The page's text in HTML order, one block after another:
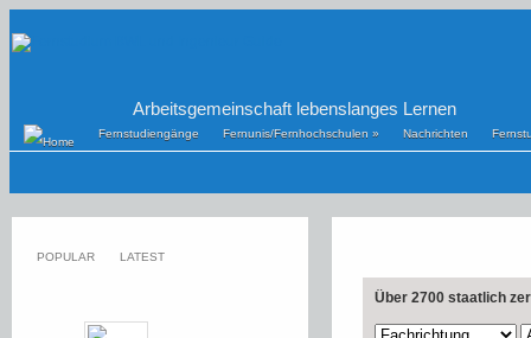
Arbeitsgemeinschaft lebenslanges Lernen
Fernstudiengänge Fernunis/Fernhochschulen » Nachrichten
Über 2700 staatlich
POPULAR LATEST